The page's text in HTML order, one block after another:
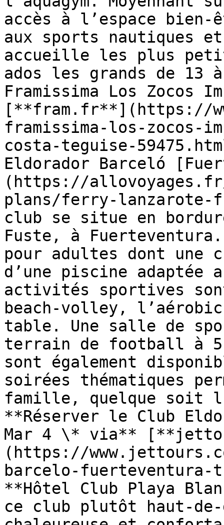
accès à l’espace bien-
aux sports nautiques
accueille les plus
ados les grands de 13
Framissima Los Zocos
[**fram.fr**](https://
framissima-los-zocos-
costa-teguise-
Eldorador Barceló
(https://
plans/ferry-lanzarote-
club se situe en
Fuste, à
pour adultes dont une
d’une piscine adaptée
activités sportives
beach-volley,
table. Une salle de
terrain de football à
sont également
soirées thématiques
famille, quelque soit
**Réserver le Club
Mar 4 \* via**
(https://
barcelo-fuerteventura-
**Hôtel Club Playa
ce club plutôt haut-de-